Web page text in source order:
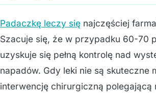
Padaczkę leczy się najczęściej
Szacuje się, że w przypadku 60-70
uzyskuje się pełną kontrolę nad
napadów. Gdy leki nie są skuteczne
interwencję chirurgiczną polegającą